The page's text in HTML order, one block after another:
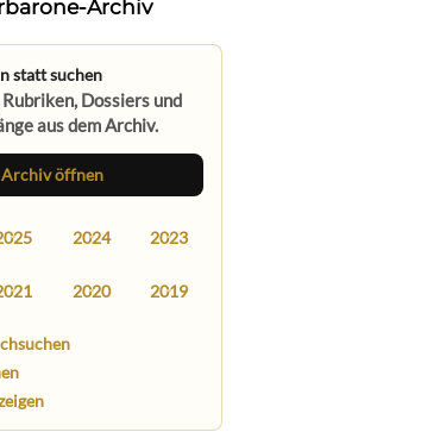
Archiv
statt suchen
Dossiers und
aus dem Archiv.
Archiv öffnen
2024 2023
2020 2019